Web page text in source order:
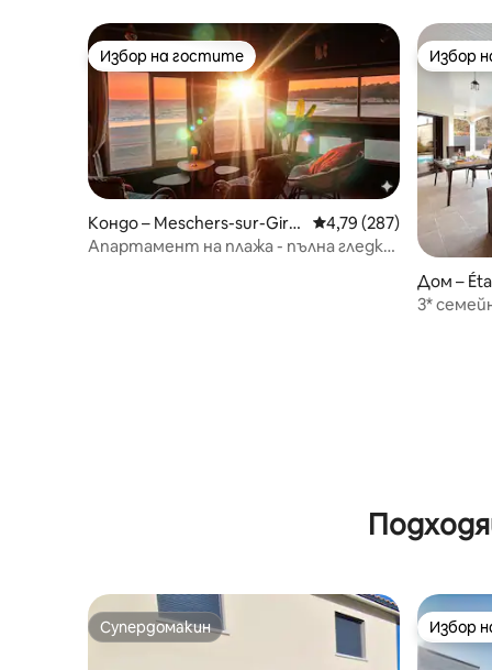
Избор на гостите
Избор на гостите
Кондо – Meschers-sur-Giro
nde
Средна оценка: 4,79
4,79 (287)
Апартамент на плажа - пълна гледка
Избор
Избор
Дом –
3*
Супердомакин
Супердомакин Избор
Избор